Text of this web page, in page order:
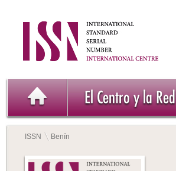
El Centro y la Red
ISSN Benín